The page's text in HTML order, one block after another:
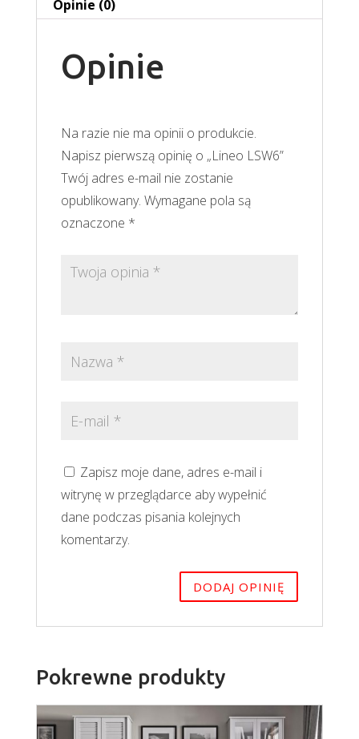
Opinie (0)
Opinie
Na razie nie ma opinii o produkcie.
Napisz pierwszą opinię o „Lineo LSW6”
Twój adres e-mail nie zostanie
opublikowany. Wymagane pola są
oznaczone *
Zapisz moje dane, adres e-mail i
witrynę w przeglądarce aby wypełnić
dane podczas pisania kolejnych
komentarzy.
Pokrewne produkty